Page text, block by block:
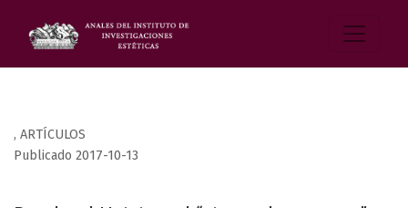
, ARTÍCULOS
Publicado 2017-10-13